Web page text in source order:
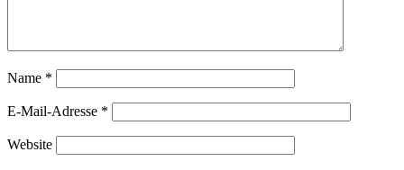
Name *
E-Mail-Adresse *
Website